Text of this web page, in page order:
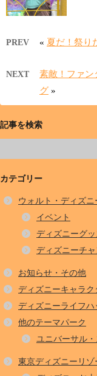
PREV « 夏だ！祭り
NEXT
素敵！ファン
グ »
記事を検索
カテゴリー
ウォルト・ディズ
イベント
ディズニーグ
ディズニーチ
お知らせ・その他
ディズニーキャラク
ディズニーライフハ
他のテーマパーク
ユニバーサル
東京ディズニーリゾ